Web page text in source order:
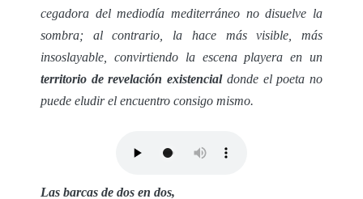
cegadora del mediodía mediterráneo no disuelve la
sombra; al contrario, la hace más visible, más
insoslayable, convirtiendo la escena playera en un
territorio de revelación existencialdonde el poeta no
puede eludir el encuentro consigo mismo.
Las barcas de dos en dos,